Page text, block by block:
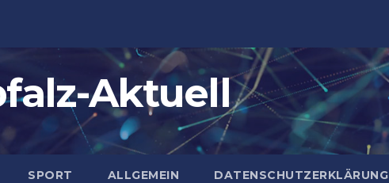
Aktuell
SPORT ALLGEMEIN DATENSCHUTZERKLÄRUNG